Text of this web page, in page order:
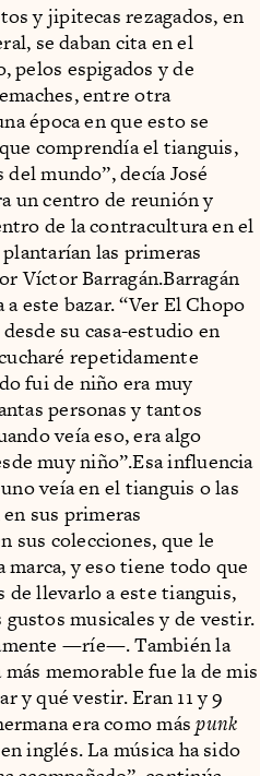
y jipitecas rezagados, en
se daban cita en el
pelos espigados y de
entre otra
época en que esto se
comprendía el tianguis,
mundo”, decía José
un centro de reunión y
de la contracultura en el
las primeras
Víctor Barragán.Barragán
este bazar. “Ver El Chopo
su casa-estudio en
repetidamente
fui de niño era muy
personas y tantos
veía eso, era algo
muy niño”.Esa influencia
veía en el tianguis o las
sus primeras
sus colecciones, que le
y eso tiene todo que
de llevarlo a este tianguis,
musicales y de vestir.
—ríe—. También la
memorable fue la de mis
y qué vestir. Eran 11 y 9
era como máspunk
inglés. La música ha sido